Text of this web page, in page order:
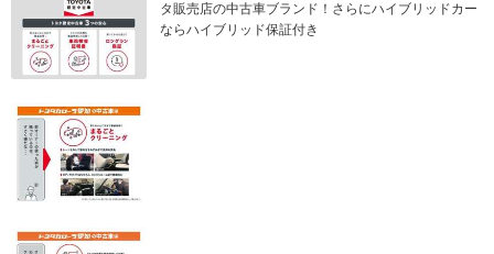
タ販売店の中古車ブランド！さらにハイブリッドカー
ならハイブリッド保証付き